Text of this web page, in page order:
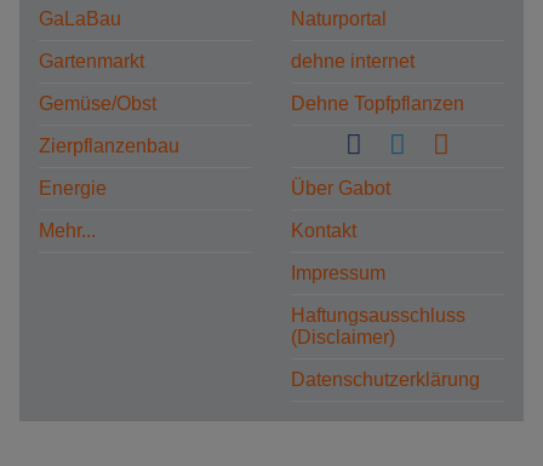
GaLaBau
Gartenmarkt
Gemüse/Obst
Zierpflanzenbau
Energie
Mehr...
Naturportal
dehne internet
Dehne Topfpflanzen
Über Gabot
Kontakt
Impressum
Haftungsausschluss
(Disclaimer)
Datenschutzerklärung